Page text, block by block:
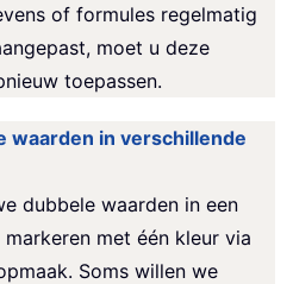
of formules regelmatig
moet u deze
toepassen.
waarden in verschillende
dubbele waarden in een
met één kleur via
Soms willen we